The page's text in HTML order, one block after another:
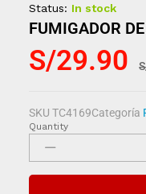
Status: In stock
FUMIGADOR
S/29.90
SKUTC4169Categoría
Quantity